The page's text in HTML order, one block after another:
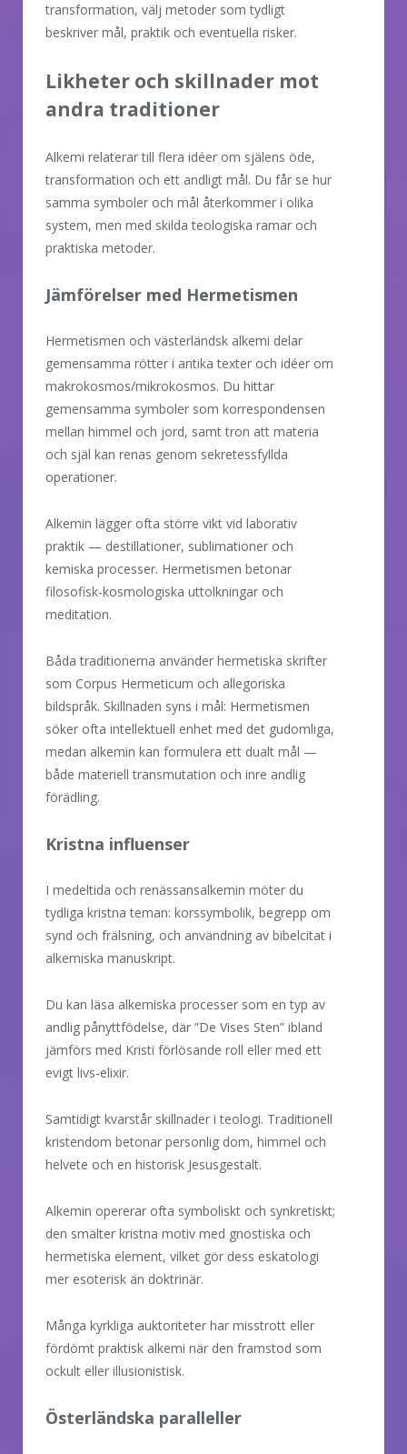
transformation, välj metoder som tydligt
beskriver mål, praktik och eventuella risker.
Likheter och skillnader mot
andra traditioner
Alkemi relaterar till flera idéer om själens öde,
transformation och ett andligt mål. Du får se hur
samma symboler och mål återkommer i olika
system, men med skilda teologiska ramar och
praktiska metoder.
Jämförelser med Hermetismen
Hermetismen och västerländsk alkemi delar
gemensamma rötter i antika texter och idéer om
makrokosmos/mikrokosmos. Du hittar
gemensamma symboler som korrespondensen
mellan himmel och jord, samt tron att materia
och själ kan renas genom sekretessfyllda
operationer.
Alkemin lägger ofta större vikt vid laborativ
praktik — destillationer, sublimationer och
kemiska processer. Hermetismen betonar
filosofisk-kosmologiska uttolkningar och
meditation.
Båda traditionerna använder hermetiska skrifter
som Corpus Hermeticum och allegoriska
bildspråk. Skillnaden syns i mål: Hermetismen
söker ofta intellektuell enhet med det gudomliga,
medan alkemin kan formulera ett dualt mål —
både materiell transmutation och inre andlig
förädling.
Kristna influenser
I medeltida och renässansalkemin möter du
tydliga kristna teman: korssymbolik, begrepp om
synd och frälsning, och användning av bibelcitat i
alkemiska manuskript.
Du kan läsa alkemiska processer som en typ av
andlig pånyttfödelse, där ”De Vises Sten” ibland
jämförs med Kristi förlösande roll eller med ett
evigt livs-elixir.
Samtidigt kvarstår skillnader i teologi. Traditionell
kristendom betonar personlig dom, himmel och
helvete och en historisk Jesusgestalt.
Alkemin opererar ofta symboliskt och synkretiskt;
den smälter kristna motiv med gnostiska och
hermetiska element, vilket gör dess eskatologi
mer esoterisk än doktrinär.
Många kyrkliga auktoriteter har misstrott eller
fördömt praktisk alkemi när den framstod som
ockult eller illusionistisk.
Österländska paralleller